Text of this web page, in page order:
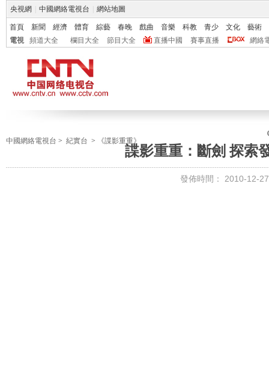
央視網 中國網絡電視台 網站地圖
首頁 新聞 經濟 體育 綜藝 春晚 戲曲 音樂 科教 青少 文化
藝術
電視
頻道大全 欄目大全 節目大全 直播中國 賽事直播 網絡
中國網絡電視台 > 紀實台 > 《諜影重重》
諜影重重：斷劍 探索
發佈時間： 2010-12-